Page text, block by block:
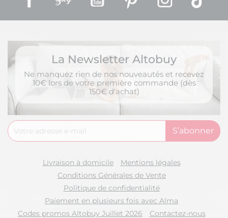
La Newsletter Altobuy
Ne manquez rien de nos nouveautés et recevez
10€ lors de votre première commande (dès
150€ d'achat)
Livraison à domicile
Mentions légales
Conditions Générales de Vente
Politique de confidentialité
Paiement en plusieurs fois avec Alma
Codes promos Altobuy Juillet 2026
Contactez-nous